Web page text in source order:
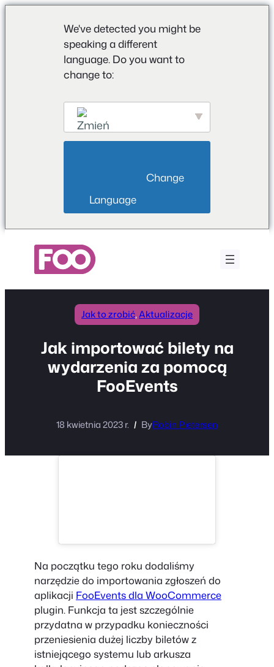
We've detected you might be
speaking a different
language. Do you want to
change to:
Language
Jak to zrobić, Aktualizacje
Jak importować bilety na
wydarzenia za pomocą
FooEvents
18 kwietnia 2023 r. ByRobin Pietersen
Na początku tego roku dodaliśmy
narzędzie do importowania zgłoszeń do
aplikacji FooEvents dla WooCommerce
plugin. Funkcja ta jest szczególnie
przydatna w przypadku konieczności
przeniesienia dużej liczby biletów z
istniejącego systemu lub arkusza